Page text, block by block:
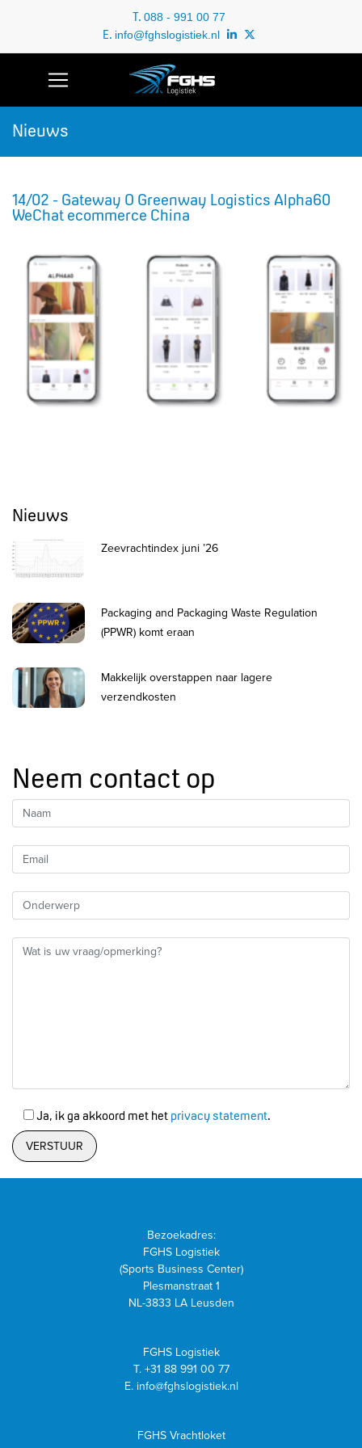
T. 088 - 991 00 77
E. info@fghslogistiek.nl
Nieuws
14/02 - Gateway O Greenway Logistics Alpha60
WeChat ecommerce China
Nieuws
Zeevrachtindex juni ’26
Packaging and Packaging Waste Regulation
(PPWR) komt eraan
Makkelijk overstappen naar lagere
verzendkosten
Neem contact op
Ja, ik ga akkoord met het privacy statement.
Bezoekadres:
FGHS Logistiek
(Sports Business Center)
Plesmanstraat 1
NL-3833 LA Leusden
FGHS Logistiek
T. +31 88 991 00 77
E. info@fghslogistiek.nl
FGHS Vrachtloket